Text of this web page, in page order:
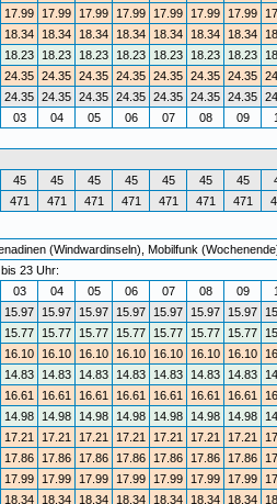
17.99 17.99 17.99 17.99 17.99 17.99 17.99
18.34 18.34 18.34 18.34 18.34 18.34 18.34
18.23 18.23 18.23 18.23 18.23 18.23 18.23
24.35 24.35 24.35 24.35 24.35 24.35 24.35
24.35 24.35 24.35 24.35 24.35 24.35 24.35
03 04 05 06 07 08 09
45 45 45 45 45 45 45
471 471 471 471 471 471 471
(Windwardinseln), Mobilfunk
23 Uhr:
03 04 05 06 07 08 09
15.97 15.97 15.97 15.97 15.97 15.97 15.97
15.77 15.77 15.77 15.77 15.77 15.77 15.77
16.10 16.10 16.10 16.10 16.10 16.10 16.10
14.83 14.83 14.83 14.83 14.83 14.83 14.83
16.61 16.61 16.61 16.61 16.61 16.61 16.61
14.98 14.98 14.98 14.98 14.98 14.98 14.98
17.21 17.21 17.21 17.21 17.21 17.21 17.21
17.86 17.86 17.86 17.86 17.86 17.86 17.86
17.99 17.99 17.99 17.99 17.99 17.99 17.99
18.34 18.34 18.34 18.34 18.34 18.34 18.34